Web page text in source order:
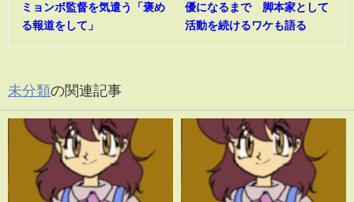
ミョンボ監督を気遣う「褒め
る報道をして」
優になるまで 脚本家として
活動を続けるワケも語る
未分類の関連記事